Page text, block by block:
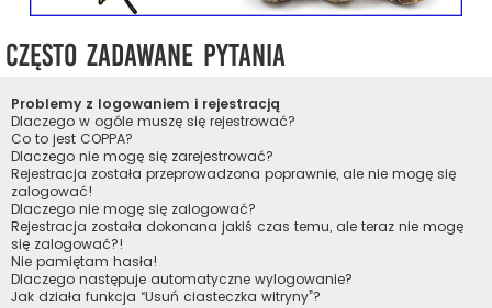
Często zadawane pytania
Problemy z logowaniem i rejestracją
Dlaczego w ogóle muszę się rejestrować?
Co to jest COPPA?
Dlaczego nie mogę się zarejestrować?
Rejestracja została przeprowadzona poprawnie, ale nie mogę się
zalogować!
Dlaczego nie mogę się zalogować?
Rejestracja została dokonana jakiś czas temu, ale teraz nie mogę
się zalogować?!
Nie pamiętam hasła!
Dlaczego następuje automatyczne wylogowanie?
Jak działa funkcja “Usuń ciasteczka witryny”?